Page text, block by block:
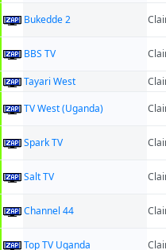
Bukedde 2
BBS TV
Tayari West
TV West (Uganda)
Spark TV
Salt TV
Channel 44
Top TV Uganda